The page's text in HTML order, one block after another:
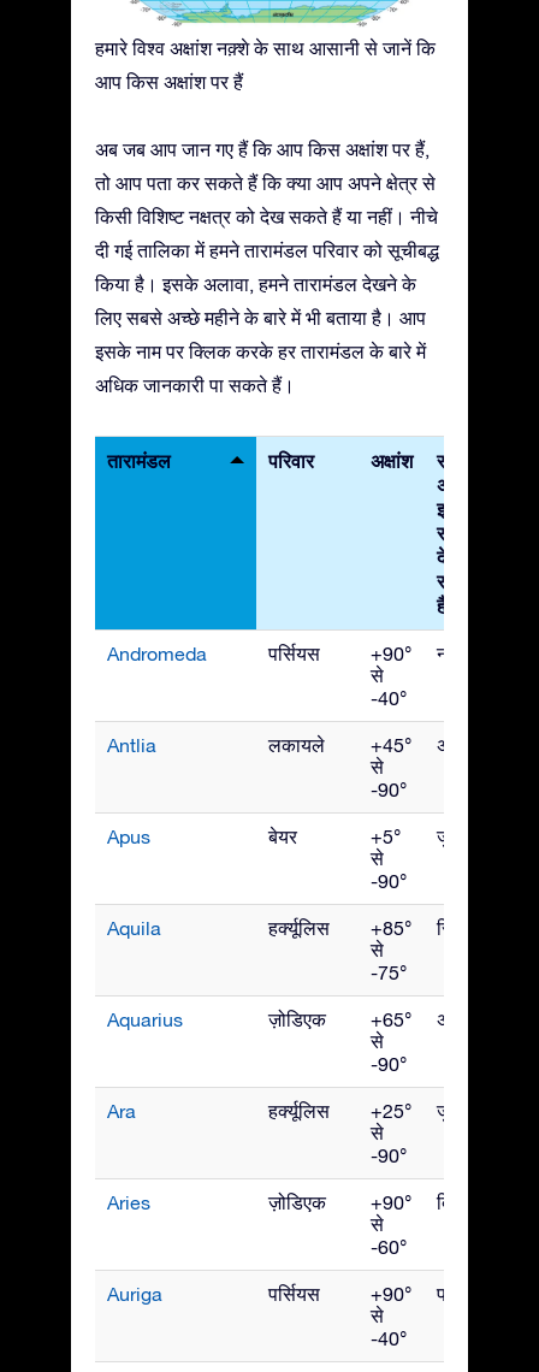
हमारे विश्व अक्षांश नक़्शे के साथ आसानी से जानें कि
आप किस अक्षांश पर हैं
अब जब आप जान गए हैं कि आप किस अक्षांश पर हैं,
तो आप पता कर सकते हैं कि क्या आप अपने क्षेत्र से
किसी विशिष्ट नक्षत्र को देख सकते हैं या नहीं। नीचे
दी गई तालिका में हमने तारामंडल परिवार को सूचीबद्ध
किया है। इसके अलावा, हमने तारामंडल देखने के
लिए सबसे अच्छे महीने के बारे में भी बताया है। आप
इसके नाम पर क्लिक करके हर तारामंडल के बारे में
अधिक जानकारी पा सकते हैं।
तारामंडल परिवार अक्षांश
सबसे
अच्छा
इस
समय
देखा जा
सकता
है
Andromeda पर्सियस
+90°
से
-40°
नवंबर
Antlia लकायले
+45°
से
-90°
अप्रैल
Apus बेयर
+5°
से
-90°
जुलाई
Aquila हर्क्यूलिस
+85°
से
-75°
सितंबर
Aquarius ज़ोडिएक
+65°
से
-90°
अक्टूबर
Ara हर्क्यूलिस
+25°
से
-90°
जुलाई
Aries ज़ोडिएक
+90°
से
-60°
दिसंबर
Auriga पर्सियस
+90°
से
-40°
फरवरी